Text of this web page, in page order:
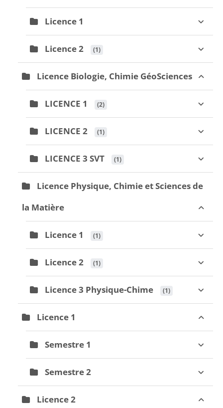
Licence 1
Licence 2 (1)
Licence Biologie, Chimie GéoSciences
LICENCE 1 (2)
LICENCE 2 (1)
LICENCE 3 SVT (1)
Licence Physique, Chimie et Sciences de
la Matière
Licence 1 (1)
Licence 2 (1)
Licence 3 Physique-Chime (1)
Licence 1
Semestre 1
Semestre 2
Licence 2